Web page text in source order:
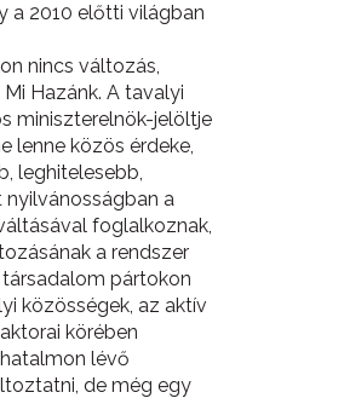
a 2010 előtti világban
nincs változás,
Hazánk. A tavalyi
miniszterelnök-jelöltje
lenne közös érdeke,
leghitelesebb,
a
foglalkoznak,
a rendszer
pártokon
közösségek, az aktív
körében
lévő
de még egy